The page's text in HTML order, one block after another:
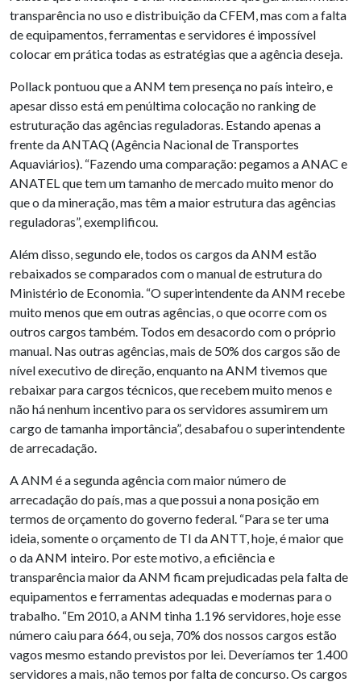
transparência no uso e distribuição da CFEM, mas com a falta
de equipamentos, ferramentas e servidores é impossível
colocar em prática todas as estratégias que a agência deseja.
Pollack pontuou que a ANM tem presença no país inteiro, e
apesar disso está em penúltima colocação no ranking de
estruturação das agências reguladoras. Estando apenas a
frente da ANTAQ (Agência Nacional de Transportes
Aquaviários). “Fazendo uma comparação: pegamos a ANAC e
ANATEL que tem um tamanho de mercado muito menor do
que o da mineração, mas têm a maior estrutura das agências
reguladoras”, exemplificou.
Além disso, segundo ele, todos os cargos da ANM estão
rebaixados se comparados com o manual de estrutura do
Ministério de Economia. “O superintendente da ANM recebe
muito menos que em outras agências, o que ocorre com os
outros cargos também. Todos em desacordo com o próprio
manual. Nas outras agências, mais de 50% dos cargos são de
nível executivo de direção, enquanto na ANM tivemos que
rebaixar para cargos técnicos, que recebem muito menos e
não há nenhum incentivo para os servidores assumirem um
cargo de tamanha importância”, desabafou o superintendente
de arrecadação.
A ANM é a segunda agência com maior número de
arrecadação do país, mas a que possui a nona posição em
termos de orçamento do governo federal. “Para se ter uma
ideia, somente o orçamento de TI da ANTT, hoje, é maior que
o da ANM inteiro. Por este motivo, a eficiência e
transparência maior da ANM ficam prejudicadas pela falta de
equipamentos e ferramentas adequadas e modernas para o
trabalho. “Em 2010, a ANM tinha 1.196 servidores, hoje esse
número caiu para 664, ou seja, 70% dos nossos cargos estão
vagos mesmo estando previstos por lei. Deveríamos ter 1.400
servidores a mais, não temos por falta de concurso. Os cargos